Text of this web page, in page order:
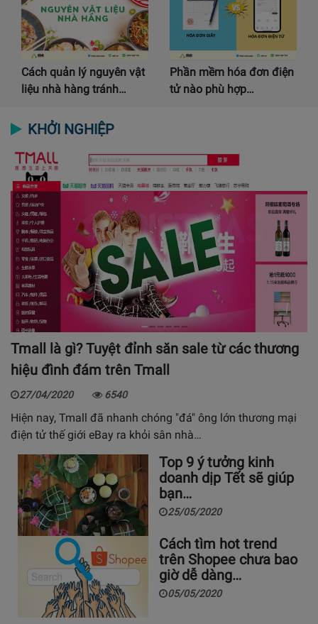
Cách quản lý nguyên vật
liệu nhà hàng tránh…
Phần mềm hóa đơn điện
tử nào phù hợp…
KHỞI NGHIỆP
Tmall là gì? Tuyệt đỉnh săn sale từ các thương
hiệu đình đám trên Tmall
27/04/2020 6540
Hiện nay, Tmall đã nhanh chóng "đá" ông lớn thương mại
điện tử thế giới eBay ra khỏi sân nhà…
Top 9 ý tưởng kinh
doanh dịp Tết sẽ giúp
bạn…
25/05/2020
Cách tìm hot trend
trên Shopee chưa bao
giờ dễ dàng…
05/05/2020